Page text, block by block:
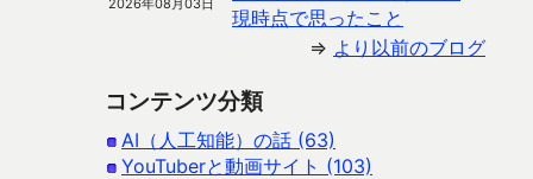
2026年08月03日
現時点で思ったこと
⇒ より以前のブログ
コンテンツ分類
AI（人工知能）の話 (63)
YouTuberと動画サイト (103)